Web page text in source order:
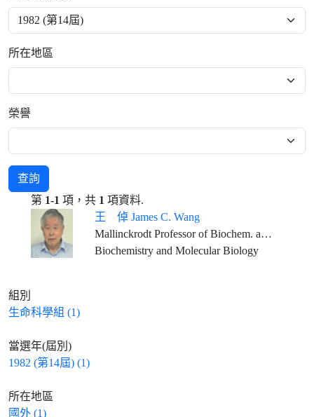
所在地區
榮譽
查詢
第 1-1 項，共 1 項資料.
王 倬 James C. Wang
Mallinckrodt Professor of Biochem. and Molecular Biology, Emeritus, Harvard University
Biochemistry and Molecular Biology
組別
生命科學組 (1)
當選年(屆別)
1982 (第14屆) (1)
所在地區
國外 (1)